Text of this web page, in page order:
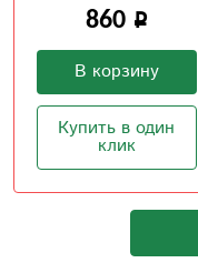
2 100
В корзину
Купить в один
клик